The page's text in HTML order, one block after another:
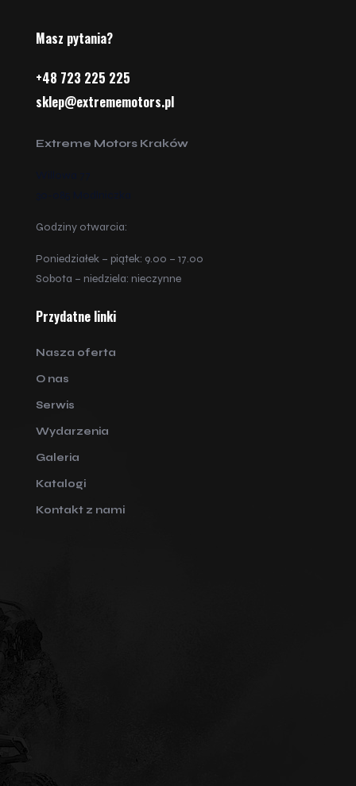
Masz pytania?
+48 723 225 225
sklep@extrememotors.pl
Extreme Motors Kraków
Godziny otwarcia:
Poniedziałek – piątek: 9.00 – 17.00
Sobota – niedziela: nieczynne
Przydatne linki
Nasza oferta
O nas
Serwis
Wydarzenia
Galeria
Katalogi
Kontakt z nami